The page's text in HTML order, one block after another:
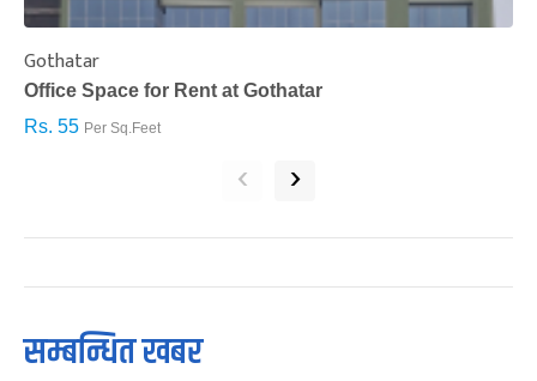
Gothatar
Office Space for Rent at Gothatar
Rs. 55 Per Sq.Feet
‹ ›
सम्बन्धित खबर